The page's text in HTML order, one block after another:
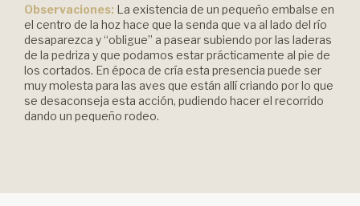
Observaciones: La existencia de un pequeño embalse en
el centro de la hoz hace que la senda que va al lado del río
desaparezca y “obligue” a pasear subiendo por las laderas
de la pedriza y que podamos estar prácticamente al pie de
los cortados. En época de cría esta presencia puede ser
muy molesta para las aves que están allí criando por lo que
se desaconseja esta acción, pudiendo hacer el recorrido
dando un pequeño rodeo.